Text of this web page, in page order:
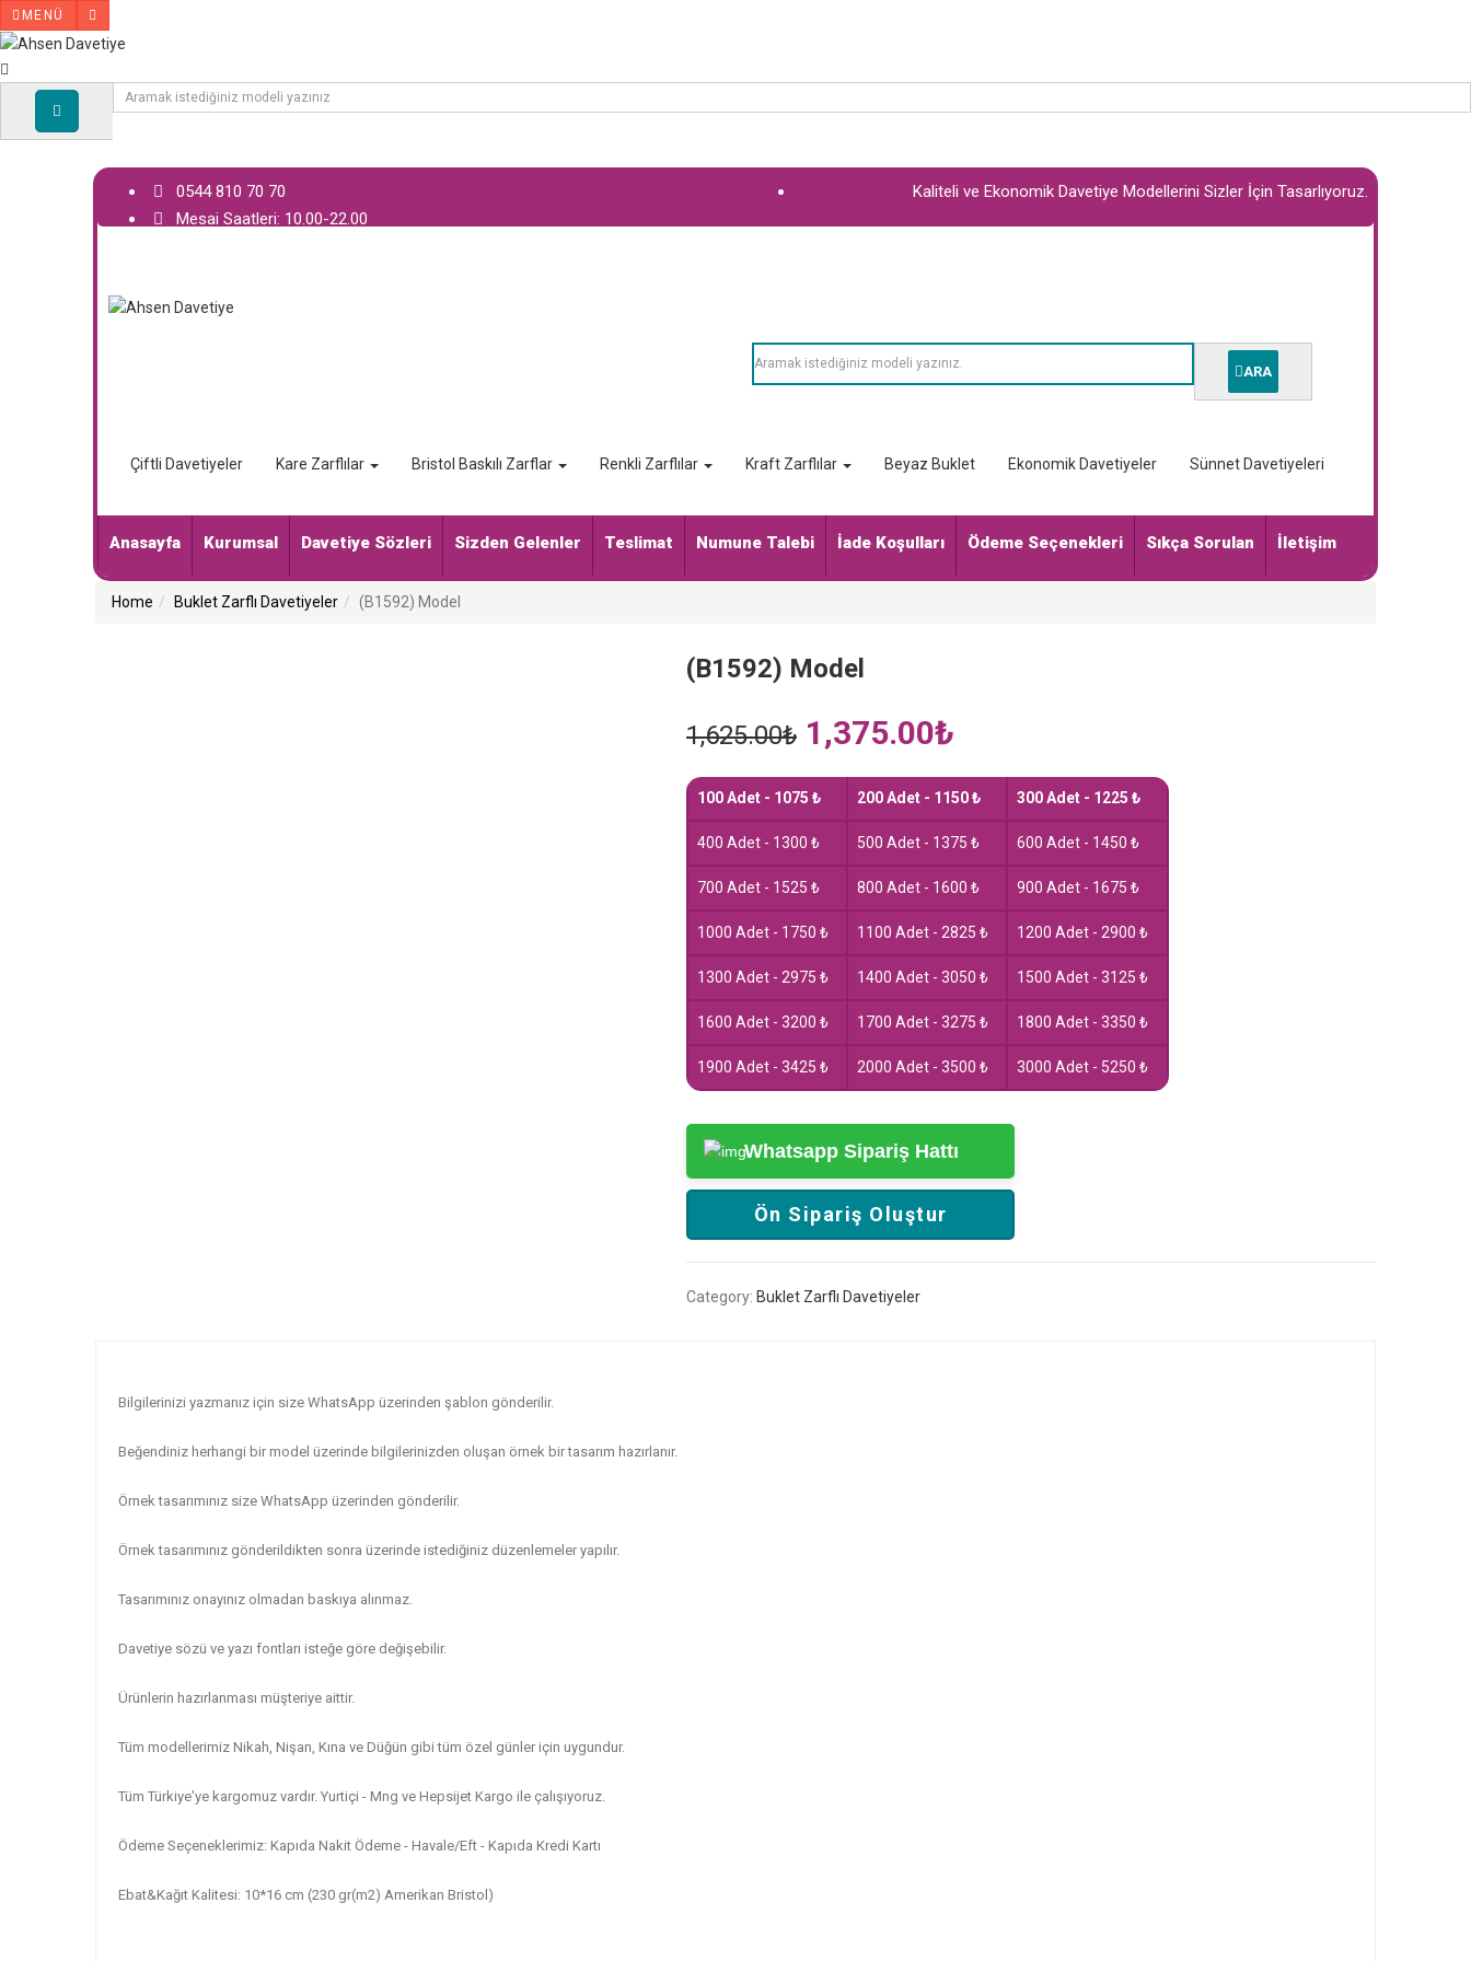
MENÜ
0544 810 70 70
Mesai Saatleri: 10.00-22.00
Kaliteli ve Ekonomik Davetiye Modellerini Sizler İçin Tasarlıyoruz.
ARA
Çiftli Davetiyeler Kare Zarflılar Bristol Baskılı Zarflar Renkli Zarflılar Kraft Zarflılar Beyaz Buklet Ekonomik Davetiyeler Sünnet Davetiyeleri
Anasayfa Kurumsal Davetiye Sözleri Sizden Gelenler Teslimat Numune Talebi İade Koşulları Ödeme Seçenekleri Sıkça Sorulan İletişim
Home Buklet Zarflı Davetiyeler (B1592) Model
(B1592) Model
1,625.00₺
price
1,625.00₺.
1,375.00₺
1,375.00₺.
100 Adet - 1075 ₺ 200 Adet - 1150 ₺ 300 Adet - 1225 ₺
400 Adet - 1300 ₺ 500 Adet - 1375 ₺ 600 Adet - 1450 ₺
700 Adet - 1525 ₺ 800 Adet - 1600 ₺ 900 Adet - 1675 ₺
1000 Adet - 1750 ₺ 1100 Adet - 2825 ₺ 1200 Adet - 2900 ₺
1300 Adet - 2975 ₺ 1400 Adet - 3050 ₺ 1500 Adet - 3125 ₺
1600 Adet - 3200 ₺ 1700 Adet - 3275 ₺ 1800 Adet - 3350 ₺
1900 Adet - 3425 ₺ 2000 Adet - 3500 ₺ 3000 Adet - 5250 ₺
Whatsapp Sipariş Hattı
Ön Sipariş Oluştur
Category: Buklet Zarflı Davetiyeler
Bilgilerinizi yazmanız için size WhatsApp üzerinden şablon gönderilir.
Beğendiniz herhangi bir model üzerinde bilgilerinizden oluşan örnek bir tasarım hazırlanır.
Örnek tasarımınız size WhatsApp üzerinden gönderilir.
Örnek tasarımınız gönderildikten sonra üzerinde istediğiniz düzenlemeler yapılır.
Tasarımınız onayınız olmadan baskıya alınmaz.
Davetiye sözü ve yazı fontları isteğe göre değişebilir.
Ürünlerin hazırlanması müşteriye aittir.
Tüm modellerimiz Nikah, Nişan, Kına ve Düğün gibi tüm özel günler için uygundur.
Tüm Türkiye'ye kargomuz vardır. Yurtiçi - Mng ve Hepsijet Kargo ile çalışıyoruz.
Ödeme Seçeneklerimiz: Kapıda Nakit Ödeme - Havale/Eft - Kapıda Kredi Kartı
Ebat&Kağıt Kalitesi: 10*16 cm (230 gr(m2) Amerikan Bristol)